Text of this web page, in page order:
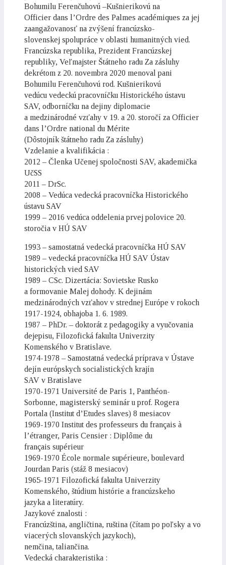
Bohumilu Ferenčuhovú –Kušnierikovú na
Officier dans l’Ordre des Palmes académiques za jej
zaangažovanosť na zvýšení francúzsko-
slovenskej spolupráce v oblasti humanitných vied.
Francúzska republika, Prezident Francúzskej
republiky, Veľmajster Štátneho radu Za zásluhy
dekrétom z 20. novembra 2020 menoval pani
Bohumilu Ferenčuhovú rod. Kušnierikovú
vedúcu vedeckú pracovníčku Historického ústavu
SAV, odborníčku na dejiny diplomacie
a medzinárodné vzťahy v 19. a 20. storočí za Officier
dans l’Ordre national du Mérite
(Dôstojník štátneho radu Za zásluhy)
Vzdelanie a kvalifikácia :
2012 – Členka Učenej spoločnosti SAV, akademička
UčSS
2011 – DrSc.
2008 – Vedúca vedecká pracovníčka Historického
ústavu SAV
1999 – 2016 vedúca oddelenia prvej polovice 20.
storočia v HÚ SAV
1993 – samostatná vedecká pracovníčka HÚ SAV
1989 – vedecká pracovníčka HÚ SAV Ústav
historických vied SAV
1989 – CSc. Dizertácia: Sovietske Rusko
a formovanie Malej dohody. K dejinám
medzinárodných vzťahov v strednej Európe v rokoch
1917-1924, obhajoba 1. 6. 1989.
1987 – PhDr. – doktorát z pedagogiky a vyučovania
dejepisu, Filozofická fakulta Univerzity
Komenského v Bratislave.
1974-1978 – Samostatná vedecká príprava v Ústave
dejín európskych socialistických krajín
SAV v Bratislave
1970-1971 Université de Paris 1, Panthéon-
Sorbonne, magisterský seminár u prof. Rogera
Portala (Institut d’Etudes slaves) 8 mesiacov
1969-1970 Institut des professeurs du français à
l’étranger, Paris Censier : Diplôme du
français supérieur
1969-1970 École normale supérieure, boulevard
Jourdan Paris (stáž 8 mesiacov)
1965-1971 Filozofická fakulta Univerzity
Komenského, štúdium histórie a francúzskeho
jazyka a literatúry.
Jazykové znalosti :
Francúzština, angličtina, ruština (čítam po poľsky a vo
viacerých slovanských jazykoch),
nemčina, taliančina.
Vedecká charakteristika :